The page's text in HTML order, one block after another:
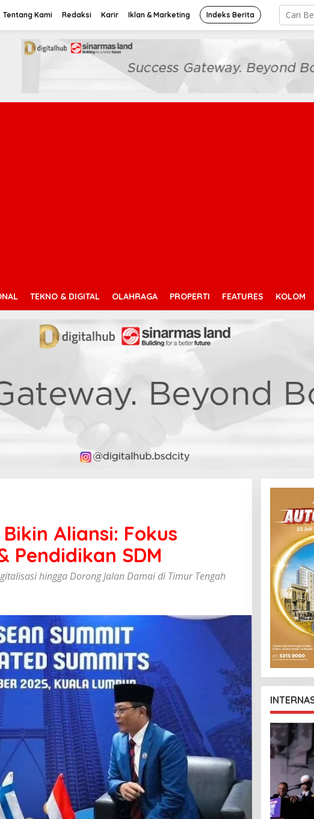
Tentang Kami Redaksi Karir Iklan & Marketing Indeks Berita
TEKNO & DIGITAL OLAHRAGA PROPERTI FEATURES KOLOM
Aliansi: Fokus
Pendidikan SDM
hingga Dorong Jalan Damai di Timur Tengah